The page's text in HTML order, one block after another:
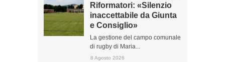
Riformatori: «Silenzio
inaccettabile da Giunta
e Consiglio»
La gestione del campo comunale
di rugby di Maria...
8 Agosto 2026